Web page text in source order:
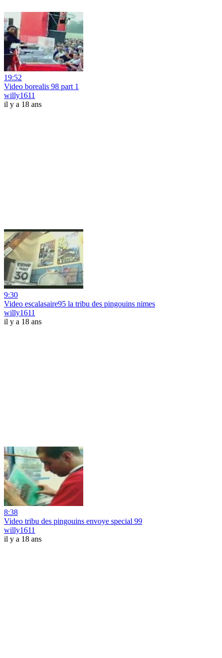
19:52
Video borealis 98 part 1
willy1611
il y a 18 ans
9:30
Video escalasaire95 la tribu des pingouins nimes
willy1611
il y a 18 ans
8:38
Video tribu des pingouins envoye special 99
willy1611
il y a 18 ans